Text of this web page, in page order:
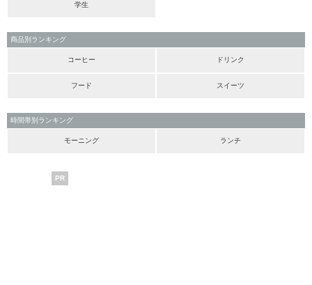
学生
商品別ランキング
コーヒー ドリンク
フード スイーツ
時間帯別ランキング
モーニング ランチ
PR